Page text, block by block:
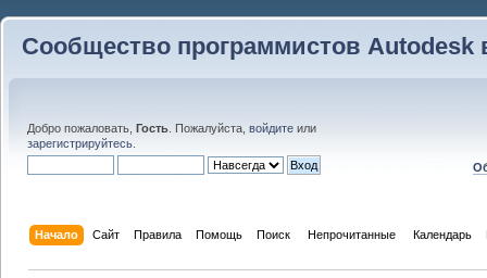
Сообщество программистов Autodesk
Добро пожаловать, Гость . Пожалуйста, войдите или
зарегистрируйтесь
Начало Сайт Правила Помощь Поиск Непрочитанные Календарь